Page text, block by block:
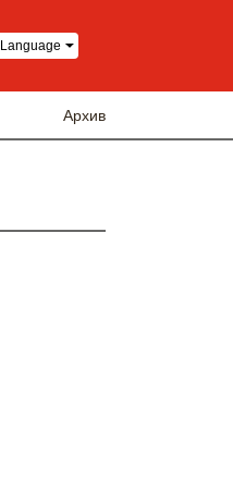
Language
Архив